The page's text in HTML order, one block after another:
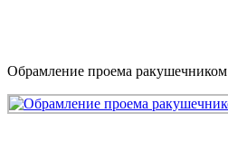
Обрамление проема ракушечником